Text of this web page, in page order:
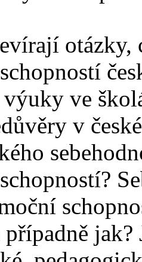
otázky,
ve
v
případně jak?